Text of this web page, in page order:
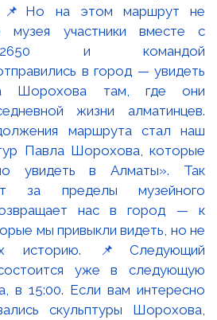
📌Но на этом маршрут не
музея участники вместе с
и командой
в город — увидеть
Шорохова там, где они
жизни алматинцев.
маршрута стал наш
Павла Шорохова, которые
увидеть в Алматы». Так
за пределы музейного
нас в город — к
мы привыкли видеть, но не
историю. 📌Следующий
уже в следующую
в 15:00. Если вам интересно
скульптуры Шорохова,